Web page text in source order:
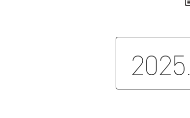
2025.